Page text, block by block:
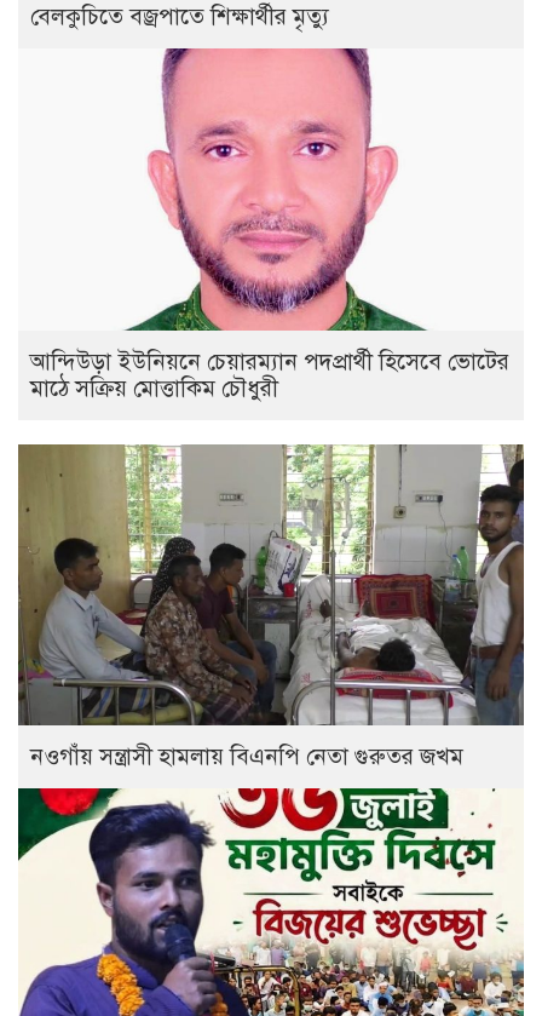
বেলকুচিতে বজ্রপাতে শিক্ষার্থীর মৃত্যু
আন্দিউড়া ইউনিয়নে চেয়ারম্যান পদপ্রার্থী হিসেবে ভোটের
মাঠে সক্রিয় মোত্তাকিম চৌধুরী
নওগাঁয় সন্ত্রাসী হামলায় বিএনপি নেতা গুরুতর জখম